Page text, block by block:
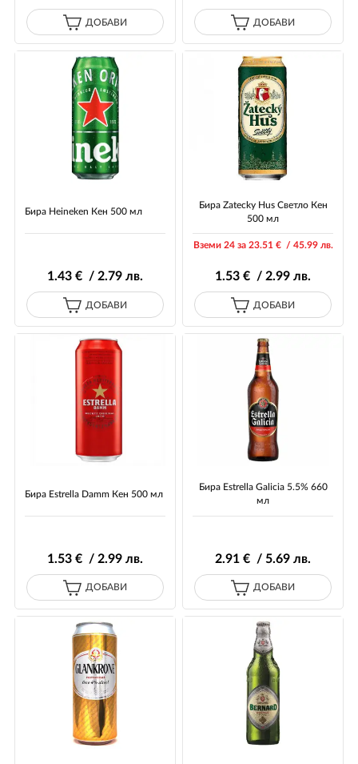
ДОБАВИ ДОБАВИ
Бира Heineken Кен 500 мл
1.43€ / 2.79лв.
ДОБАВИ
Бира Zatecky Hus Светло Кен
500 мл
Вземи 24 за 23.51 € / 45.99лв.
1.53 € / 2.99 лв.
ДОБАВИ
Бира Estrella Damm Кен 500 мл
1.53€ / 2.99лв.
ДОБАВИ
Бира Estrella Galicia 5.5% 660
мл
2.91 € / 5.69 лв.
ДОБАВИ